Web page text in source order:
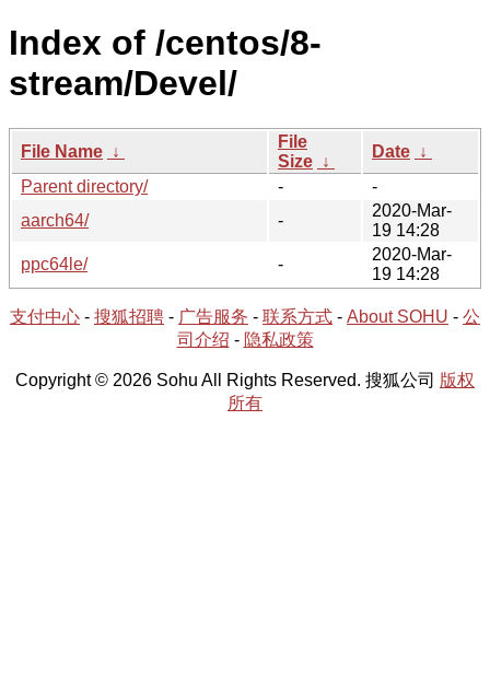
Index of /centos/8-
stream/Devel/
File Name ↓
File
Size ↓
Date ↓
Parent directory/
-
-
aarch64/
-
2020-Mar-
19 14:28
ppc64le/
-
2020-Mar-
19 14:28
支付中心 - 搜狐招聘 - 广告服务 - 联系方式 - About SOHU - 公
司介绍 - 隐私政策
Copyright © 2026 Sohu All Rights Reserved. 搜狐公司 版权
所有